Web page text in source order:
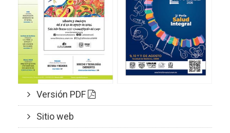
Versión PDF
Sitio web